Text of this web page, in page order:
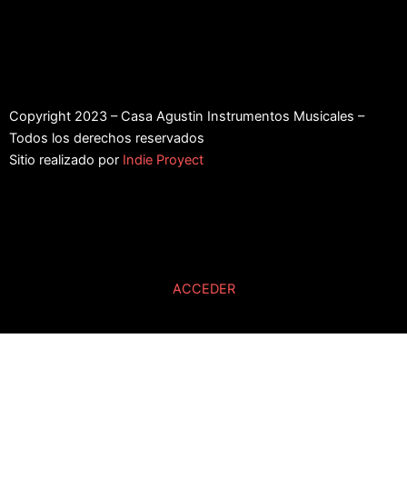
Copyright 2023 – Casa Agustin Instrumentos Musicales –
Todos los derechos reservados
Sitio realizado por Indie Proyect
ACCEDER